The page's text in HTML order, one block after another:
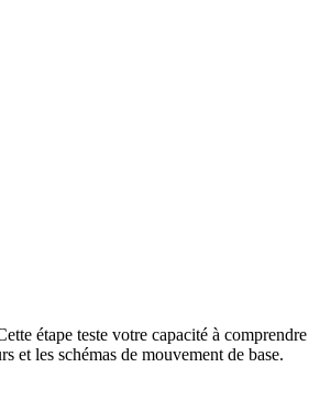
étape teste votre capacité à comprendre
et les schémas de mouvement de base.